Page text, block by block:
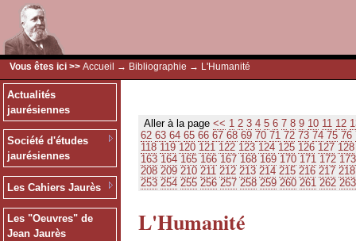
Vous êtes ici >> Accueil → Bibliographie → L'Humanité
Actualités
jaurésiennes
Société d'études
jaurésiennes
Les Cahiers Jaurès
Les "Oeuvres" de
Jean Jaurès
Aller à la page << 1 2 3 4 5 6 7 8 9 10 11 12
62 63 64 65 66 67 68 69 70 71 72 73 74 75 76
118 119 120 121 122 123 124 125 126 127 128
163 164 165 166 167 168 169 170 171 172 173
208 209 210 211 212 213 214 215 216 217 218
253 254 255 256 257 258 259 260 261 262 263
L'Humanité